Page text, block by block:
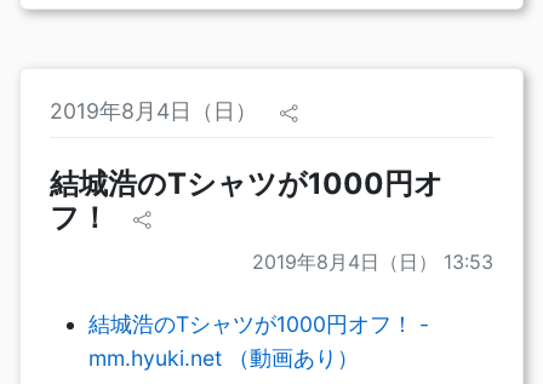
2019年8月4日（日）
結城浩のTシャツが1000円オ
フ！
2019年8月4日（日） 13:53
結城浩のTシャツが1000円オフ！ -
mm.hyuki.net （動画あり）